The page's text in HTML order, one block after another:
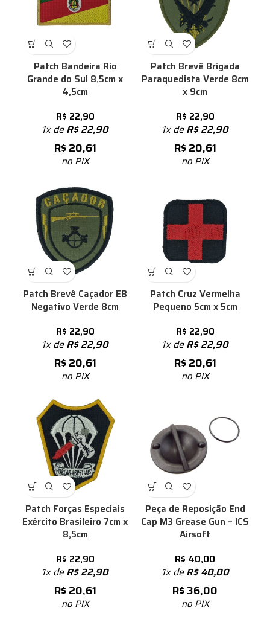
Patch Bandeira Rio
Grande do Sul 8,5cm x
4,5cm
R$ 22,90
1x deR$22,90
R$20,61
no PIX
Patch Brevê Brigada
Paraquedista Verde 8cm
x 9cm
R$ 22,90
1x deR$22,90
R$20,61
no PIX
Patch Brevê Caçador EB
Negativo Verde 8cm
R$ 22,90
1x deR$22,90
R$20,61
no PIX
Patch Cruz Vermelha
Pequeno 5cm x 5cm
R$ 22,90
1x deR$22,90
R$20,61
no PIX
Patch Forças Especiais
Exército Brasileiro 7cm x
8,5cm
R$ 22,90
1x deR$22,90
R$20,61
no PIX
Peça de Reposição End
Cap M3 Grease Gun – ICS
Airsoft
R$ 40,00
1x deR$40,00
R$36,00
no PIX